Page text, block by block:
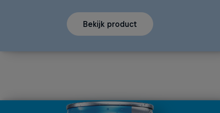
Bekijk product